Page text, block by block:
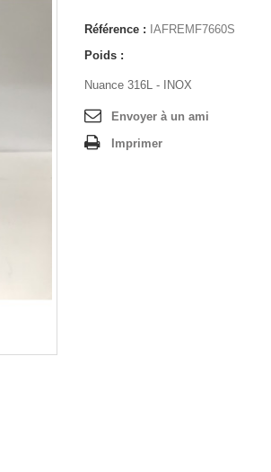
Référence : IAFREMF7660S
Poids :
Nuance 316L - INOX
Envoyer à un ami
Imprimer